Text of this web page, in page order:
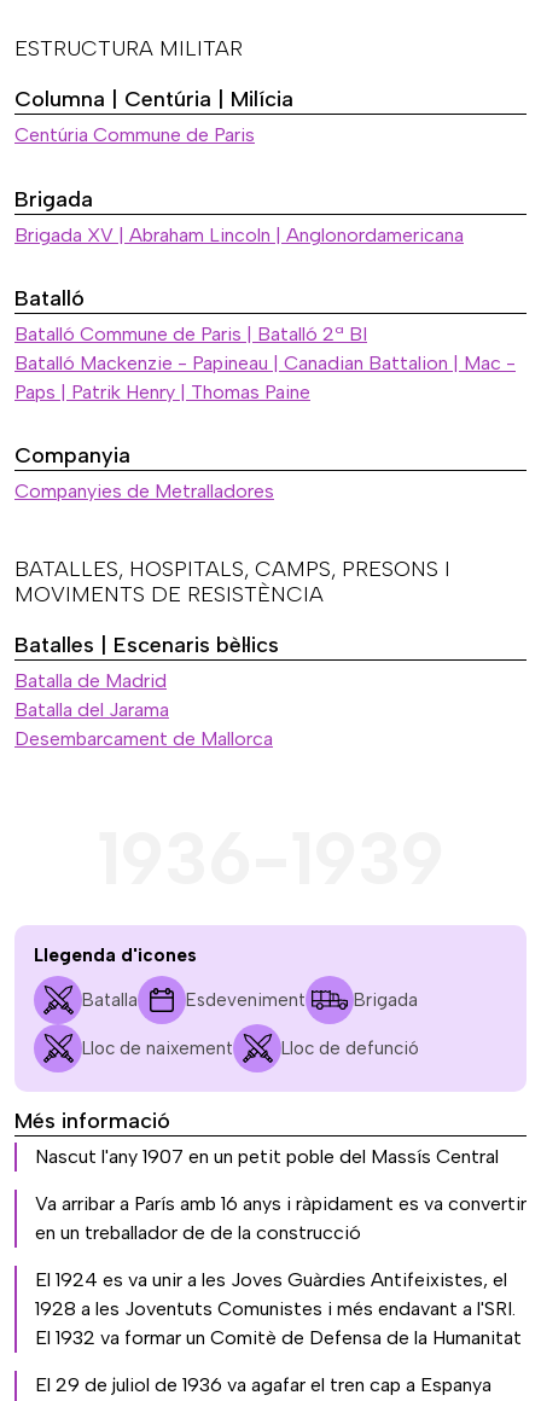
ESTRUCTURA MILITAR
Columna | Centúria | Milícia
Centúria Commune de Paris
Brigada
Brigada XV | Abraham Lincoln | Anglonordamericana
Batalló
Batalló Commune de Paris | Batalló 2ª BI
Batalló Mackenzie - Papineau | Canadian Battalion | Mac -
Paps | Patrik Henry | Thomas Paine
Companyia
Companyies de Metralladores
BATALLES, HOSPITALS, CAMPS, PRESONS I
MOVIMENTS DE RESISTÈNCIA
Batalles | Escenaris bèl·lics
Batalla de Madrid
Batalla del Jarama
Desembarcament de Mallorca
Llegenda d'icones
Batalla Esdeveniment Brigada
Lloc de naixement Lloc de defunció
Més informació
Nascut l'any 1907 en un petit poble del Massís Central
Va arribar a París amb 16 anys i ràpidament es va convertir
en un treballador de de la construcció
El 1924 es va unir a les Joves Guàrdies Antifeixistes, el
1928 a les Joventuts Comunistes i més endavant a l'SRI.
El 1932 va formar un Comitè de Defensa de la Humanitat
El 29 de juliol de 1936 va agafar el tren cap a Espanya